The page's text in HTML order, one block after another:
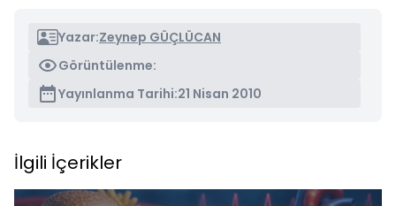
Yazar:Zeynep GÜÇLÜCAN
Görüntülenme:
Yayınlanma Tarihi:21 Nisan 2010
İlgili İçerikler